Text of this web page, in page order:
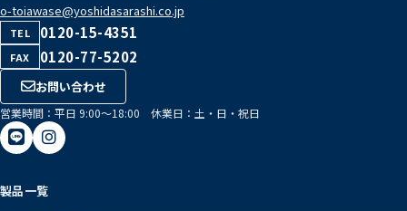
o-toiawase@yoshidasarashi.co.jp
TEL 0120-15-4351
FAX 0120-77-5202
お問い合わせ
営業時間：平日 9:00〜18:00 休業日：土・日・祝日
製品一覧